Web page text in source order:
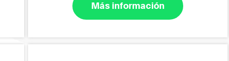
Más información